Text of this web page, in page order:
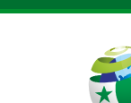
Skip to main content